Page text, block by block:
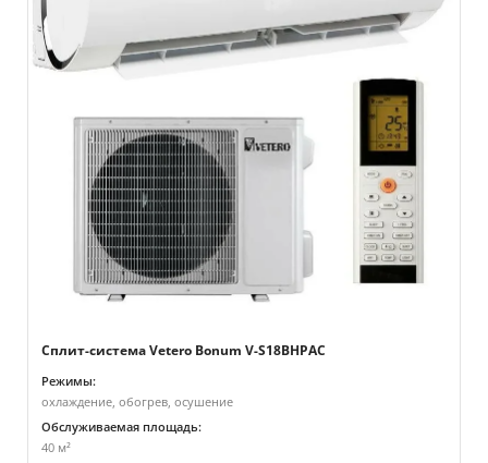
Сплит-система Vetero Bonum V-S18BHPAC
Режимы:
охлаждение, обогрев, осушение
Обслуживаемая площадь:
40 м²